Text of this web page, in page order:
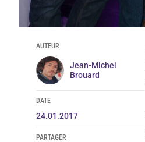
AUTEUR
Jean-Michel
Brouard
DATE
24.01.2017
PARTAGER